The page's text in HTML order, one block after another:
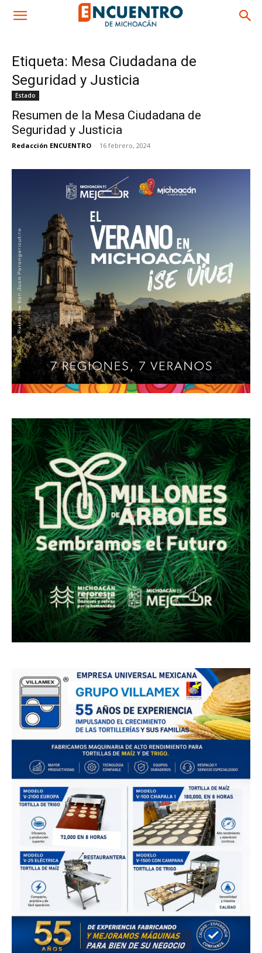
Etiqueta: Mesa Ciudadana de
Seguridad y Justicia
Estado
Resumen de la Mesa Ciudadana de
Seguridad y Justicia
Redacción ENCUENTRO - 16 febrero, 2024